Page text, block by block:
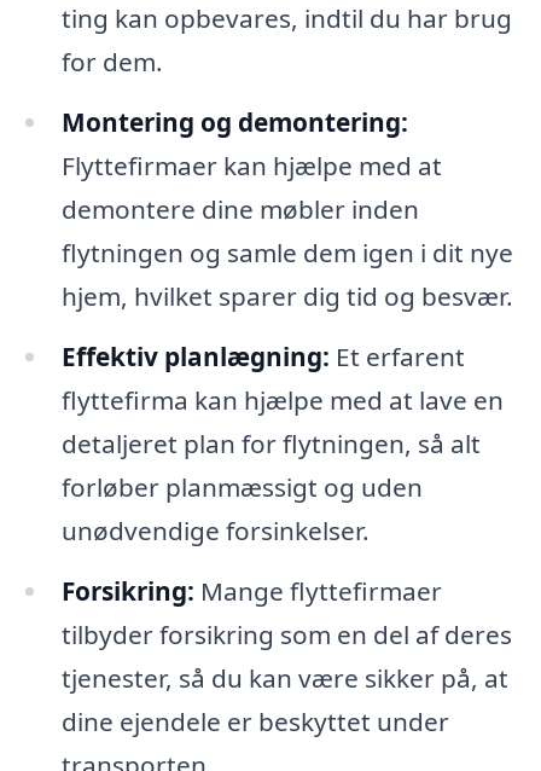
ting kan opbevares, indtil du har brug
for dem.
Montering og demontering:
Flyttefirmaer kan hjælpe med at
demontere dine møbler inden
flytningen og samle dem igen i dit nye
hjem, hvilket sparer dig tid og besvær.
Effektiv planlægning: Et erfarent
flyttefirma kan hjælpe med at lave en
detaljeret plan for flytningen, så alt
forløber planmæssigt og uden
unødvendige forsinkelser.
Forsikring: Mange flyttefirmaer
tilbyder forsikring som en del af deres
tjenester, så du kan være sikker på, at
dine ejendele er beskyttet under